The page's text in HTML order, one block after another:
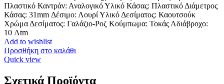
Πλαστικό Καντράν: Αναλογικό Υλικό Κάσας: Πλαστικό Διάμετρος
Κάσας: 31mm Δέσιμο: Λουρί Υλικό Δεσίματος: Καουτσούκ
Χρώμα Δεσίματος: Γαλάζιο-Ροζ Κούμπωμα: Τοκάς Αδιάβροχο:
10 Atm
Add to wishlist
Προσθήκη στο καλάθι
Quick view
Σχετικά Προϊόντα